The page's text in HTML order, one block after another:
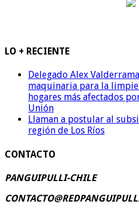
LO + RECIENTE
Delegado Alex
maquinaria para la
hogares más afectados
Unión
Llaman a postular al
región de Los Ríos
CONTACTO
PANGUIPULLI-CHILE